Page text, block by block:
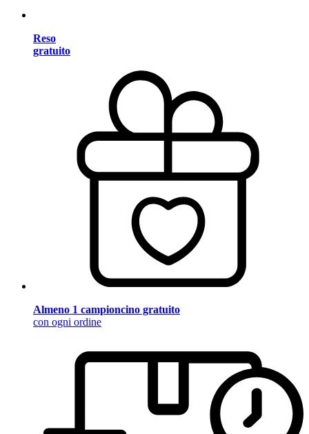
Reso
gratuito
Almeno 1 campioncino gratuito
con ogni ordine